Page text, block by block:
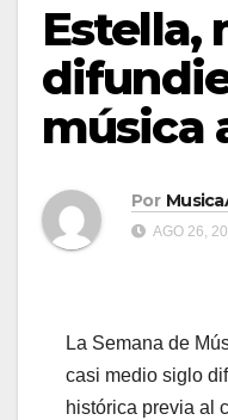
Estella,
música
Por
AGO 26,
La Semana de
casi medio siglo
histórica previa al